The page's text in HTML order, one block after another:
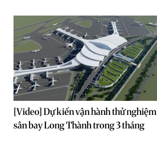
[Video] Dự kiến vận hành thử nghiệm
sân bay Long Thành trong 3 tháng